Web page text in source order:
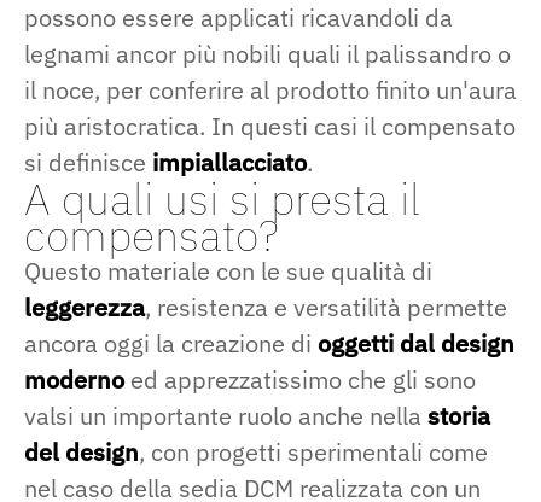
possono essere applicati ricavandoli da
legnami ancor più nobili quali il palissandro o
il noce, per conferire al prodotto finito un'aura
più aristocratica. In questi casi il compensato
si definisce impiallacciato.
A quali usi si presta il
compensato?
Questo materiale con le sue qualità di
leggerezza, resistenza e versatilità permette
ancora oggi la creazione di oggetti dal design
modernoed apprezzatissimo che gli sono
valsi un importante ruolo anche nella storia
del design, con progetti sperimentali come
nel caso della sedia DCM realizzata con un